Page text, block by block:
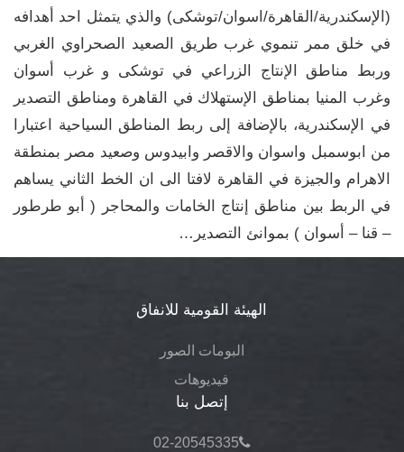
(الإسكندرية/القاهرة/اسوان/توشكى) والذي يتمثل احد أهدافه
في خلق ممر تنموي غرب طريق الصعيد الصحراوي الغربي
وربط مناطق الإنتاج الزراعي في توشكى و غرب أسوان
وغرب المنيا بمناطق الإستهلاك في القاهرة ومناطق التصدير
في الإسكندرية، بالإضافة إلى ربط المناطق السياحية اعتبارا
من ابوسمبل واسوان والاقصر وابيدوس وصعيد مصر بمنطقة
الاهرام والجيزة في القاهرة لافتا الى ان الخط الثاني يساهم
في الربط بين مناطق إنتاج الخامات والمحاجر ( أبو طرطور
– قنا – أسوان ) بموانئ التصدير…
الهيئة القومية للانفاق
البومات الصور
فيديوهات
إتصل بنا
02-20545335